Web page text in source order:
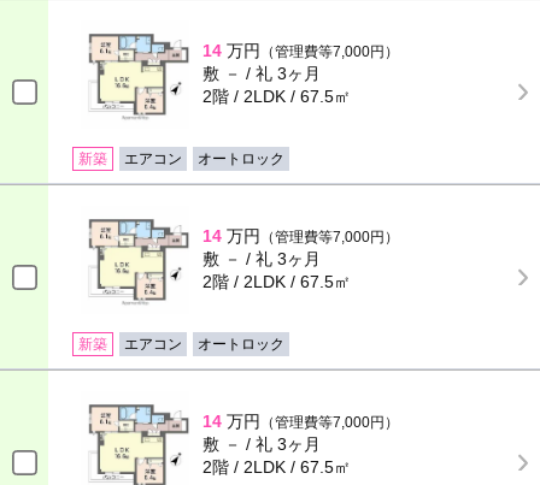
14 万円 （管理費等7,000円）
敷 － / 礼 3ヶ月
2階 / 2LDK / 67.5㎡
新築 エアコン オートロック
14 万円 （管理費等7,000円）
敷 － / 礼 3ヶ月
2階 / 2LDK / 67.5㎡
新築 エアコン オートロック
14 万円 （管理費等7,000円）
敷 － / 礼 3ヶ月
2階 / 2LDK / 67.5㎡